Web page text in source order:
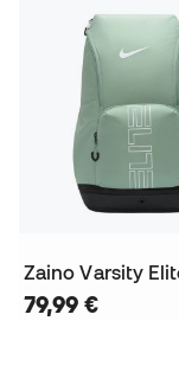
Zaino Varsity
79,99 €